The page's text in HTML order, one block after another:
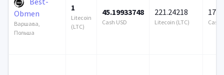
Obmen
Варшава,
Польша
1
Litecoin
(LTC)
45.19933748
Cash USD
221.24218
Litecoin (LTC)
172
Cash